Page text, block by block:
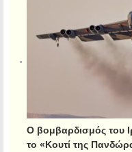
Ο βομβαρδισμός του
το «Κουτί της